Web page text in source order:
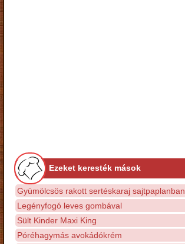
Ezeket keresték mások
Gyümölcsös rakott sertéskaraj sajtpaplanban
Legényfogó leves gombával
Sült Kinder Maxi King
Póréhagymás avokádókrém